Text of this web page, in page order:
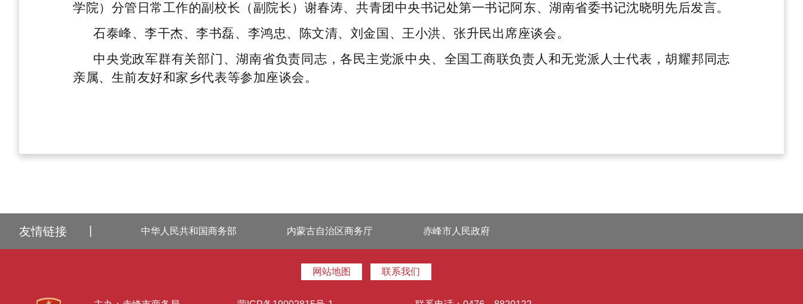
学院）分管日常工作的副校长（副院长）谢春涛、共青团中央书记处第一书记阿东、湖南省委书记沈晓明先后发言。
石泰峰、李干杰、李书磊、李鸿忠、陈文清、刘金国、王小洪、张升民出席座谈会。
中央党政军群有关部门、湖南省负责同志，各民主党派中央、全国工商联负责人和无党派人士代表，胡耀邦同志
亲属、生前友好和家乡代表等参加座谈会。
友情链接 中华人民共和国商务部 内蒙古自治区商务厅 赤峰市人民政府
网站地图 联系我们